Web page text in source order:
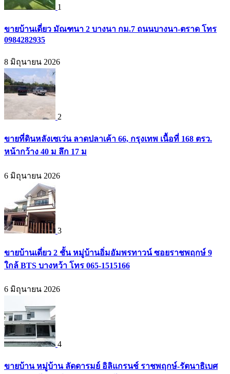
1
ขายบ้านเดี่ยว มัณฑนา 2 บางนา กม.7 ถนนบางนา-ตราด โทร
0984282935
8 มิถุนายน 2026
2
ขายที่ดินหลังเซเว่น ลาดปลาเค้า 66, กรุงเทพ เนื้อที่ 168 ตรว.
หน้ากว้าง 40 ม ลึก 17 ม
6 มิถุนายน 2026
3
ขายบ้านเดี่ยว 2 ชั้น หมู่บ้านอิ่มอัมพรทาวน์ ซอยราชพฤกษ์ 9
ใกล้ BTS บางหว้า โทร 065-1515166
6 มิถุนายน 2026
4
ขายบ้าน หมู่บ้าน ลัดดารมย์ อิลิแกรนช์ ราชพฤกษ์-รัตนาธิเบศ